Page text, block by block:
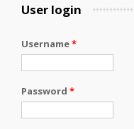
User login
Username*
Password *